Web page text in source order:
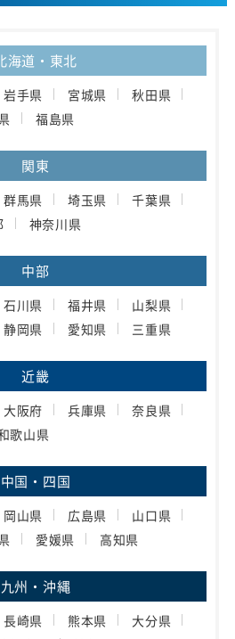
海道・東北
岩手県 宮城県
秋田県
福島県
関東
群馬県 埼玉県
千葉県
神奈川県
中部
石川県 福井県
山梨県
静岡県 愛知県 三重県
近畿
大阪府 兵庫県
奈良県
歌山県
中国・四国
岡山県 広島県
山口県
愛媛県 高知県
九州・沖縄
長崎県 熊本県
大分県